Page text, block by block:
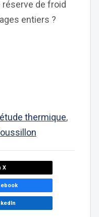
de froid
entiers ?
étude thermique,
X